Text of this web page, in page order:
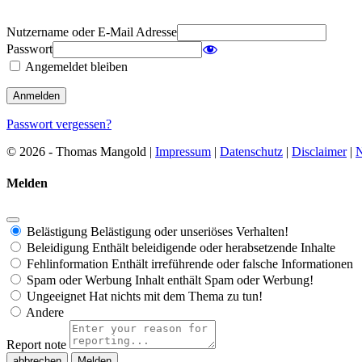
Nutzername oder E-Mail Adresse
Passwort
Angemeldet bleiben
Passwort vergessen?
© 2026 - Thomas Mangold | Impressum | Datenschutz | Disclaimer|
Melden
Belästigung Belästigung oder unseriöses Verhalten!
Beleidigung Enthält beleidigende oder herabsetzende Inhalte
Fehlinformation Enthält irreführende oder falsche Informationen
Spam oder Werbung Inhalt enthält Spam oder Werbung!
Ungeeignet Hat nichts mit dem Thema zu tun!
Andere
Report note